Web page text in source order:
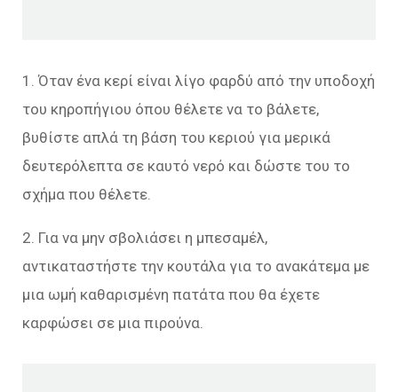
1. Όταν ένα κερί είναι λίγο φαρδύ από την υποδοχή
του κηροπήγιου όπου θέλετε να το βάλετε,
βυθίστε απλά τη βάση του κεριού για μερικά
δευτερόλεπτα σε καυτό νερό και δώστε του το
σχήμα που θέλετε.
2. Για να μην σβολιάσει η μπεσαμέλ,
αντικαταστήστε την κουτάλα για το ανακάτεμα με
μια ωμή καθαρισμένη πατάτα που θα έχετε
καρφώσει σε μια πιρούνα.